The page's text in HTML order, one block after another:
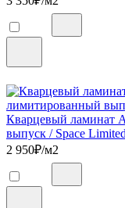
Кварцевый ламинат
выпуск / Space
2 950₽/м2